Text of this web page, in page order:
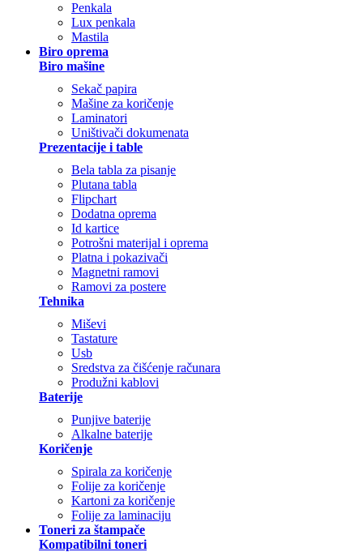
Penkala
Lux penkala
Mastila
Biro oprema
Biro mašine
Sekač papira
Mašine za koričenje
Laminatori
Uništivači dokumenata
Prezentacije i table
Bela tabla za pisanje
Plutana tabla
Flipchart
Dodatna oprema
Id kartice
Potrošni materijal i oprema
Platna i pokazivači
Magnetni ramovi
Ramovi za postere
Tehnika
Miševi
Tastature
Usb
Sredstva za čišćenje računara
Produžni kablovi
Baterije
Punjive baterije
Alkalne baterije
Koričenje
Spirala za koričenje
Folije za koričenje
Kartoni za koričenje
Folije za laminaciju
Toneri za štampače
Kompatibilni toneri